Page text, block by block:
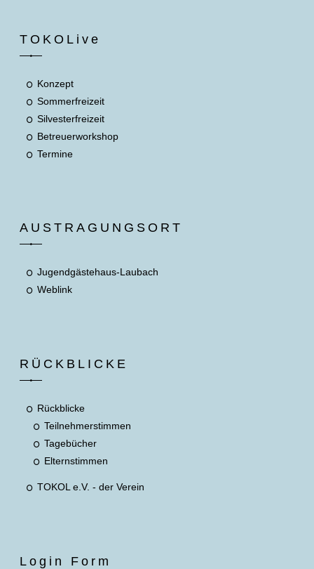
TOKOLive
Konzept
Sommerfreizeit
Silvesterfreizeit
Betreuerworkshop
Termine
AUSTRAGUNGSORT
Jugendgästehaus-Laubach
Weblink
RÜCKBLICKE
Rückblicke
Teilnehmerstimmen
Tagebücher
Elternstimmen
TOKOL e.V. - der Verein
Login Form